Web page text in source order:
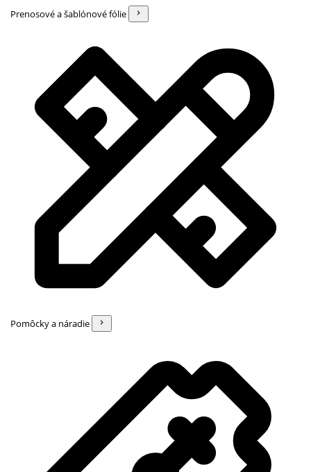
Prenosové a šablónové fólie
Pomôcky a náradie